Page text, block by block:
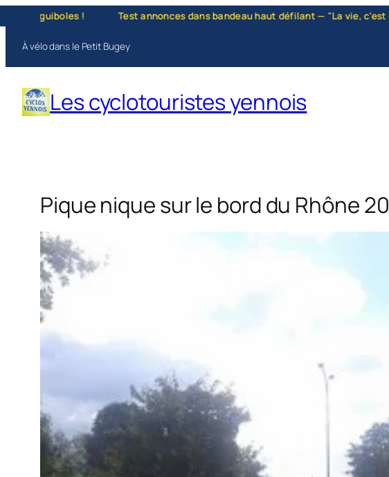
contenu
Test annonces dans bandeau haut défilant — "La vie, c'est comme une
À vélo dans le Petit Bugey
Les cyclotouristes yennois
Pique nique sur le bord du Rhône